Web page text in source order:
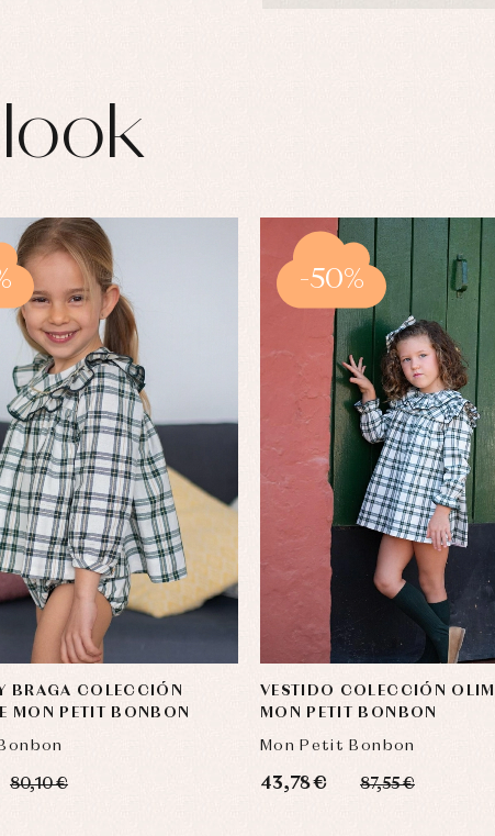
BRAGA COLECCIÓN
MON PETIT BONBON
80,10 €
VESTIDO COLECCIÓN
MON PETIT BONBON
Mon Petit Bonbon
43,78 € 87,55 €
-50%